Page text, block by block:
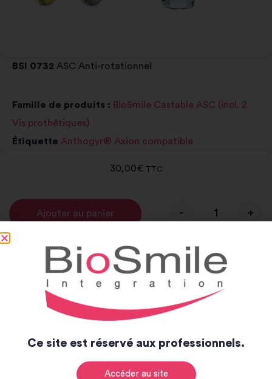
BSI 0732 ASC Anti-rotationnel
Famille de produits : BioSmile Castable ASC (incl. 2
Vis prothétiques)
Étiquette Anthogyr® Axion compatible
30,00€ TTC
- +
Ajouter au panier
Notice et catalogue
Catalogue
Ce site est réservé aux professionnels.
Accéder au site